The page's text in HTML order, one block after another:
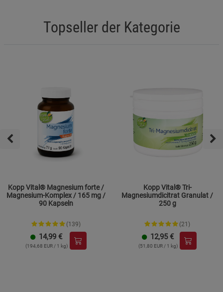
Topseller der Kategorie
Kopp Vital® Magnesium forte /
Magnesium-Komplex / 165 mg /
90 Kapseln
(139)
14,99 €
(194,68 EUR / 1 kg)
Kopp Vital® Tri-
Magnesiumdicitrat Granulat /
250 g
(21)
12,95 €
(51,80 EUR / 1 kg)